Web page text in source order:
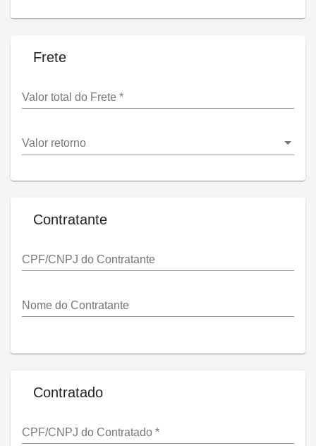
Frete
Valor total do Frete *
Valor retorno
Contratante
CPF/CNPJ do Contratante
Nome do Contratante
Contratado
CPF/CNPJ do Contratado *